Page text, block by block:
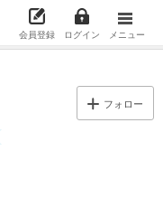
会員登録 ログイン メニュー
フォロー